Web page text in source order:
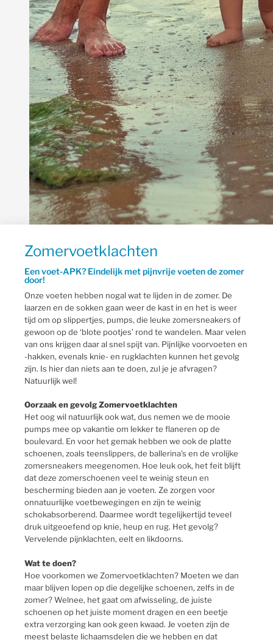
Zomervoetklachten
Een voet-APK? Eindelijk met pijnvrije voeten de zomer
door!
Onze voeten hebben nogal wat te lijden in de zomer. De
laarzen en de sokken gaan weer de kast in en het is weer
tijd om op slippertjes, pumps, die leuke zomersneakers of
gewoon op de ‘blote pootjes’ rond te wandelen. Maar velen
van ons krijgen daar al snel spijt van. Pijnlijke voorvoeten en
-hakken, evenals knie- en rugklachten kunnen het gevolg
zijn. Is hier dan niets aan te doen, zul je je afvragen?
Natuurlijk wel!
Oorzaak en gevolg Zomervoetklachten
Het oog wil natuurlijk ook wat, dus nemen we de mooie
pumps mee op vakantie om lekker te flaneren op de
boulevard. En voor het gemak hebben we ook de platte
schoenen, zoals teenslippers, de ballerina’s en de vrolijke
zomersneakers meegenomen. Hoe leuk ook, het feit blijft
dat deze zomerschoenen veel te weinig steun en
bescherming bieden aan je voeten. Ze zorgen voor
onnatuurlijke voetbewegingen en zijn te weinig
schokabsorberend. Daarmee wordt tegelijkertijd teveel
druk uitgeoefend op knie, heup en rug. Het gevolg?
Vervelende pijnklachten, eelt en likdoorns.
Wat te doen?
Hoe voorkomen we Zomervoetklachten? Moeten we dan
maar blijven lopen op die degelijke schoenen, zelfs in de
zomer? Welnee, het gaat om afwisseling, de juiste
schoenen op het juiste moment dragen en een beetje
extra verzorging kan ook geen kwaad. Je voeten zijn de
meest belaste lichaamsdelen die we hebben en dat